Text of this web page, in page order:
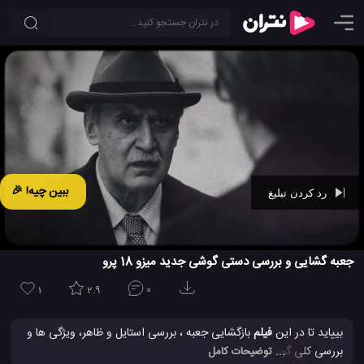
ببین چیه! 🎉
جعبه گشایی و بررسی دستی گوشی جدید میزو 18 پرو
1 2.9 0
بییاید تا در اینفیلمبازگشایی جعبه ، بررسی استایل و ظاهر، ویژگی ها و
... توضیحات کامل